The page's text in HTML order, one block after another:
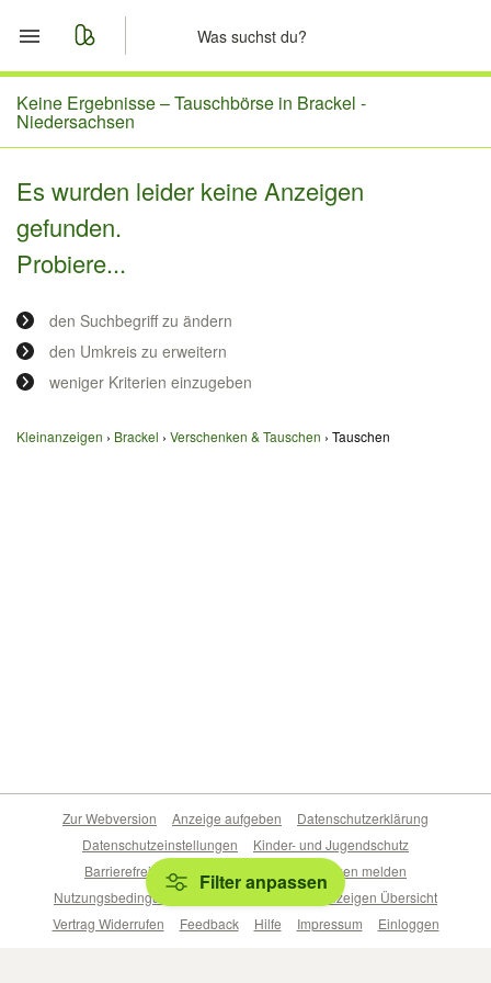
Start
Merkliste
Nachrichten
Anzeige aufgeben
Keine Ergebnisse –Tauschbörse in Brackel -
Niedersachsen
Es wurden leider keine Anzeigen
gefunden.
Probiere...
den Suchbegriff zu ändern
den Umkreis zu erweitern
weniger Kriterien einzugeben
Kleinanzeigen Brackel Verschenken & Tauschen Tauschen
Filter anpassen
Zur Webversion Anzeige aufgeben
Datenschutzerklärung
Datenschutzeinstellungen
Kinder- und Jugendschutz
Barrierefreiheitserklärung
Sicherheitslücken melden
Nutzungsbedingungen
Beliebte Suchen
Anzeigen Übersicht
Vertrag Widerrufen
Feedback Hilfe Impressum Einloggen